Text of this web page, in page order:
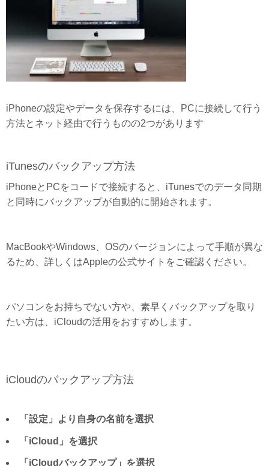
iPhoneの設定やデータを保存するには、PCに接続して行う
方法とネット経由で行うものの2つがあります
iTunesのバックアップ方法
iPhoneとPCをコードで接続すると、iTunesでのデータ同期
と同時にバックアップが自動的に開始されます。
MacBookやWindows、OSのバージョンによって手順が異な
るため、詳しくはAppleの公式サイトをご確認ください。
パソコンをお持ちでない方や、素早くバックアップを取り
たい方は、iCloudの活用をおすすめします。
iCloudのバックアップ方法
「設定」より自身の名前を選択
「iCloud」を選択
「iCloudバックアップ」を選択